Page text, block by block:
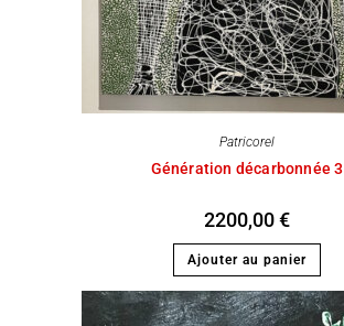
Patricorel
Génération décarbonnée 3
2200,00€
Ajouter au panier